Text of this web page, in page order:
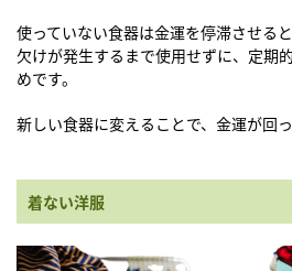
使っていない食器は金運を停滞させる
欠けが発生するまで使用せずに、定期
めです。
新しい食器に変えることで、金運が回
着ない洋服